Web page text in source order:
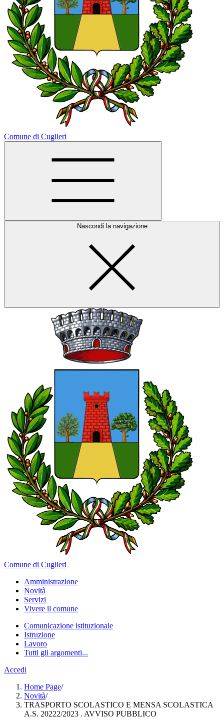
Comune di Cuglieri
Nascondi la navigazione
Comune di Cuglieri
Amministrazione
Novità
Servizi
Vivere il comune
Comunicazione istituzionale
Istruzione
Lavoro
Tutti gli argomenti...
Accedi
Home Page/
Novità/
TRASPORTO SCOLASTICO E MENSA SCOLASTICA
A.S. 20222/2023 . AVVISO PUBBLICO